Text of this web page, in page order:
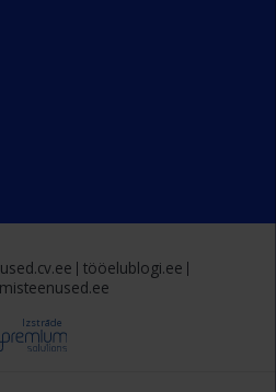
tööelublogi.ee
Izstrāde